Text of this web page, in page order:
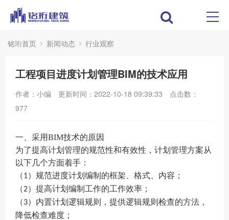
铭珩首页 新闻动态 行业观察
工程项目进度计划管理BIM的技术应用
作者：小编 更新时间：2022-10-18 09:39:33
点击数：
977
一、采用BIM技术的原因
为了提高计划管理的规范性和有效性，计划管理方案从
以下几个方面着手：
（1） 规范进度计划编制的框架、格式、内容；
（2） 提高计划编制工作的工作效率；
（3） 内置计划逻辑规则，提供逻辑规则检查的方法，
降低检查难度；